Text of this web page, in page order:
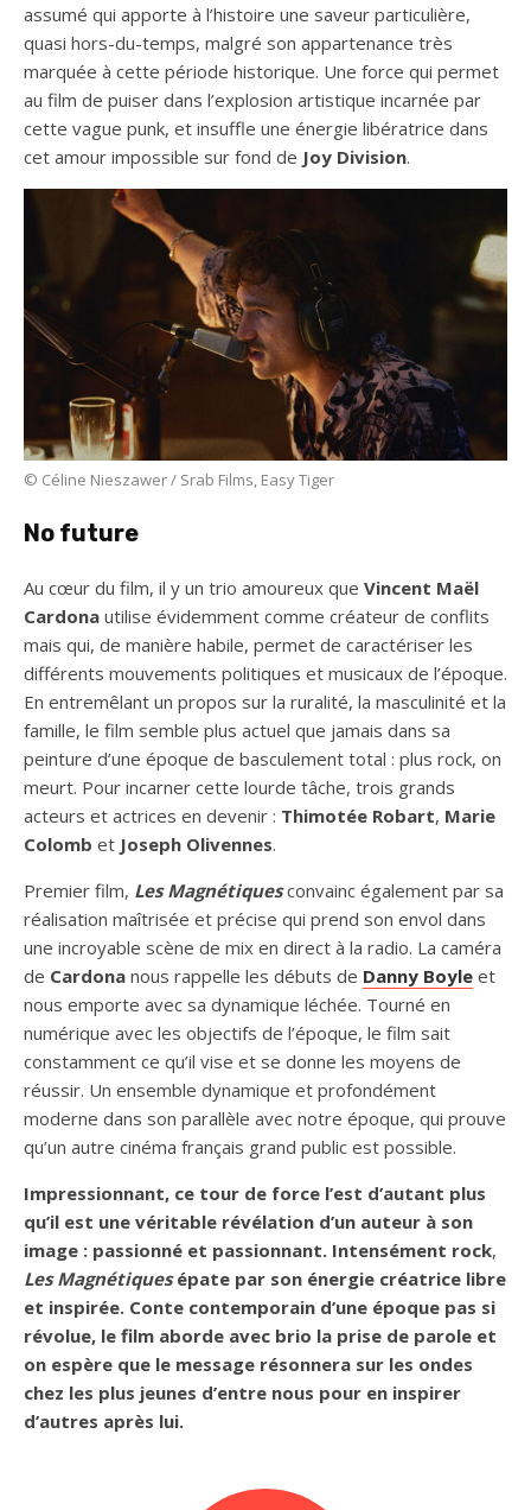
assumé qui apporte à l’histoire une saveur particulière,
quasi hors-du-temps, malgré son appartenance très
marquée à cette période historique. Une force qui permet
au film de puiser dans l’explosion artistique incarnée par
cette vague punk, et insuffle une énergie libératrice dans
cet amour impossible sur fond de Joy Division.
© Céline Nieszawer / Srab Films, Easy Tiger
No future
Au cœur du film, il y un trio amoureux que Vincent Maël
Cardona utilise évidemment comme créateur de conflits
mais qui, de manière habile, permet de caractériser les
différents mouvements politiques et musicaux de l’époque.
En entremêlant un propos sur la ruralité, la masculinité et la
famille, le film semble plus actuel que jamais dans sa
peinture d’une époque de basculement total : plus rock, on
meurt. Pour incarner cette lourde tâche, trois grands
acteurs et actrices en devenir : Thimotée Robart, Marie
Colomb et Joseph Olivennes.
Premier film, Les Magnétiquesconvainc également par sa
réalisation maîtrisée et précise qui prend son envol dans
une incroyable scène de mix en direct à la radio. La caméra
de Cardona nous rappelle les débuts de Danny Boyle et
nous emporte avec sa dynamique léchée. Tourné en
numérique avec les objectifs de l’époque, le film sait
constamment ce qu’il vise et se donne les moyens de
réussir. Un ensemble dynamique et profondément
moderne dans son parallèle avec notre époque, qui prouve
qu’un autre cinéma français grand public est possible.
Impressionnant, ce tour de force l’est d’autant plus
qu’il est une véritable révélation d’un auteur à son
image : passionné et passionnant. Intensément rock,
Les Magnétiquesépate par son énergie créatrice libre
et inspirée. Conte contemporain d’une époque pas si
révolue, le film aborde avec brio la prise de parole et
on espère que le message résonnera sur les ondes
chez les plus jeunes d’entre nous pour en inspirer
d’autres après lui.